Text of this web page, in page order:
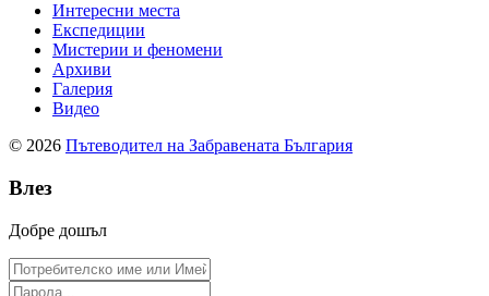
Интересни места
Експедиции
Мистерии и феномени
Архиви
Галерия
Видео
© 2026 Пътеводител на Забравената България
Влез
Добре дошъл